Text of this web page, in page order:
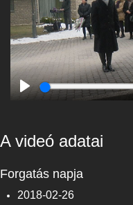
A videó adatai
Forgatás napja
2018-02-26